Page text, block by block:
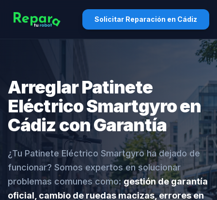
Solicitar Reparación en Cádiz
Arreglar Patinete
Eléctrico Smartgyro en
Cádiz con Garantía
¿Tu Patinete Eléctrico Smartgyro ha dejado de
funcionar? Somos expertos en solucionar
problemas comunes como:gestión de garantía
oficial, cambio de ruedas macizas, errores en